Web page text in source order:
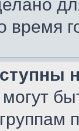
время